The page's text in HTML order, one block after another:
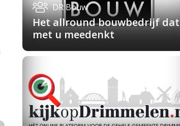
DR Bouw
Het allround bouwbedrijf dat
met u meedenkt